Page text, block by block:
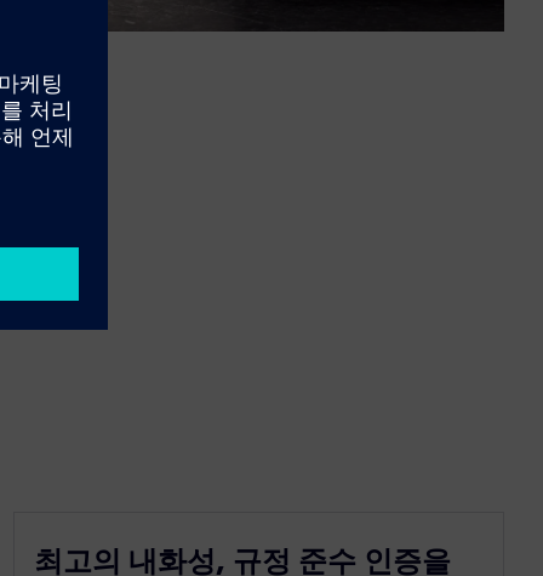
최고의 내화성, 규정 준수 인증을